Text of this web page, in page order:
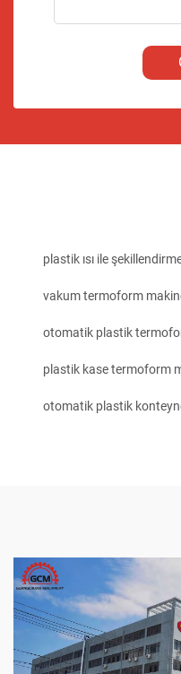
plastik ısı ile
vakum termoform
otomatik plastik
plastik kase termoform
otomatik plastik